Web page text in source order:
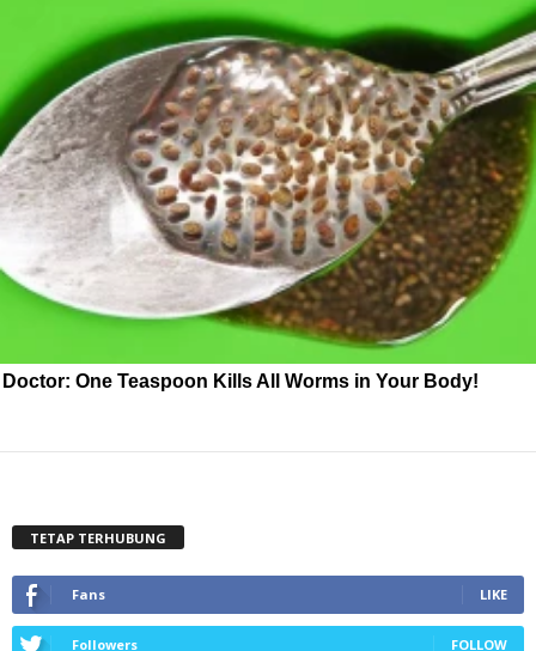
Doctor: One Teaspoon Kills All Worms in Your Body!
TETAP TERHUBUNG
Fans LIKE
Followers FOLLOW